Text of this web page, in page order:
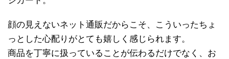
顔の見えないネット通販だからこそ、こういったちょ
っとした心配りがとても嬉しく感じられます。
商品を丁寧に扱っていることが伝わるだけでなく、お